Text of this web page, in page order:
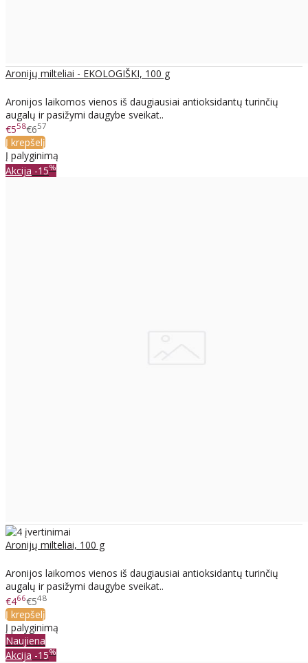
Aronijų milteliai - EKOLOGIŠKI, 100 g
Aronijos laikomos vienos iš daugiausiai antioksidantų turinčių
augalų ir pasižymi daugybe sveikat..
€558€657
Į krepšelį
Į palyginimą
Akcija -15%
Aronijų milteliai, 100 g
Aronijos laikomos vienos iš daugiausiai antioksidantų turinčių
augalų ir pasižymi daugybe sveikat..
€466€548
Į krepšelį
Į palyginimą
Naujiena
Akcija -15%